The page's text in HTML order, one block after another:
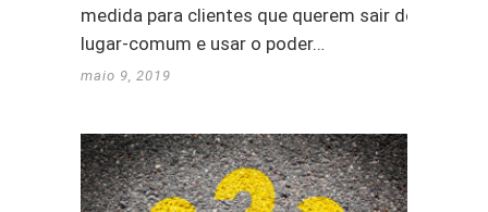
medida para clientes que querem sair do
lugar-comum e usar o poder…
maio 9, 2019